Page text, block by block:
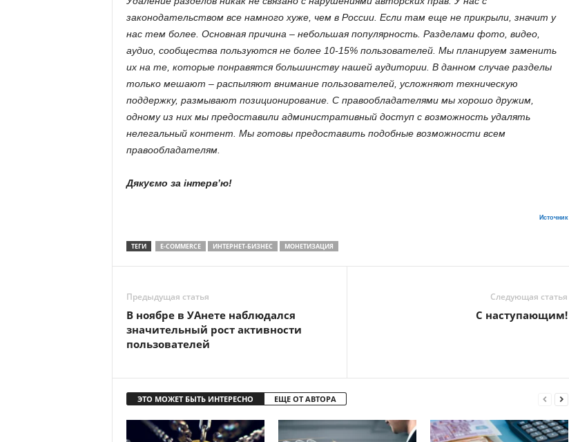
законодательством все намного хуже, чем в России. Если там еще не прикрыли, значит у
нас тем более. Основная причина – небольшая популярность. Разделами фото, видео,
аудио, сообщества пользуются не более 10-15% пользователей. Мы планируем заменить
их на те, которые понравятся большинству нашей аудитории. В данном случае разделы
только мешают – распыляют внимание пользователей, усложняют техническую
поддержку, размывают позиционирование. С правообладателями мы хорошо дружим,
одному из них мы предоставили административный доступ с возможность удалять
нелегальный контент. Мы готовы предоставить подобные возможности всем
правообладателям.
Дякуємо за інтерв’ю!
Источник
ТЕГИ E-COMMERCE ИНТЕРНЕТ-БИЗНЕС МОНЕТИЗАЦИЯ
Предыдущая статья
В ноябре в УАнете наблюдался
значительный рост активности
пользователей
Следующая статья
С наступающим!
ЭТО МОЖЕТ БЫТЬ ИНТЕРЕСНО ЕЩЕ ОТ АВТОРА